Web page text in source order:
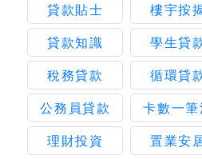
貸款貼士
樓宇按
貸款知識
學生貸
稅務貸款
循環貸
公務員貸款
卡數一筆
理財投資
置業安